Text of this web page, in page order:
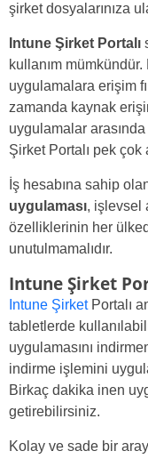
şirket dosyalarınıza
Intune Şirket Portalı
kullanım
uygulamalara erişim
zamanda kaynak
uygulamalar
Şirket Portalı pek çok
İş hesabına sahip
uygulaması, işlevsel
özelliklerinin her
unutulmamalıdır.
Intune Şirket
Intune ŞirketPortalı
tabletlerde
uygulamasını
indirme işlemini
Birkaç dakika inen
getirebilirsiniz.
Kolay ve sade bir